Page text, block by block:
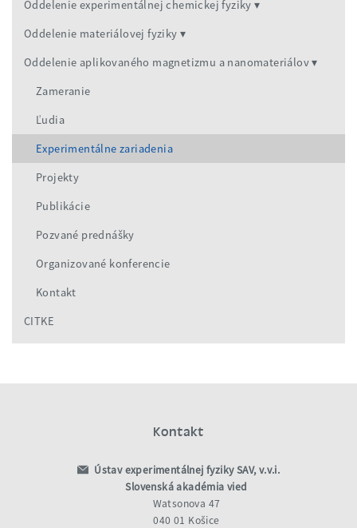
Oddelenie experimentálnej chemickej fyziky
Oddelenie materiálovej fyziky
Oddelenie aplikovaného magnetizmu a nanomateriálov
Zameranie
Ľudia
Experimentálne zariadenia
Projekty
Publikácie
Pozvané prednášky
Organizované konferencie
Kontakt
CITKE
Kontakt
Ústav experimentálnej fyziky SAV, v.v.i.
Slovenská akadémia vied
Watsonova 47
040 01 Košice